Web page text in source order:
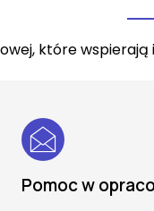
które
Pomoc w